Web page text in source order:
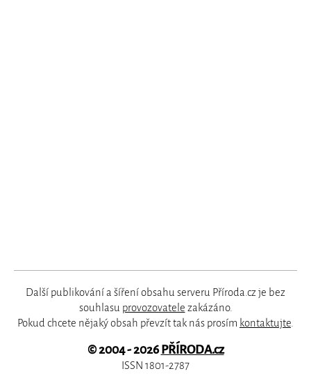
Další publikování a šíření obsahu serveru Příroda.cz je bez
souhlasu provozovatele zakázáno.
Pokud chcete nějaký obsah převzít tak nás prosím kontaktujte.
© 2004 - 2026PŘÍRODA.cz
ISSN 1801-2787